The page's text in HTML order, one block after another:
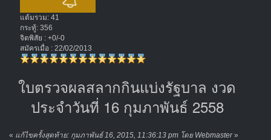
แต้มรวม: 41
กระทู้: 356
จิตพิสัย : +0/-0
สมัครเมื่อ : 22/02/2013
ใบตรวจผลสลากกินแบ่งรัฐบาล งวด
ประจำวันที่ 16 กุมภาพันธ์ 2558
« แก้ไขครั้งสุดท้าย: กุมภาพันธ์ 16, 2015, 11:36:13 pm โดย Webmaster»